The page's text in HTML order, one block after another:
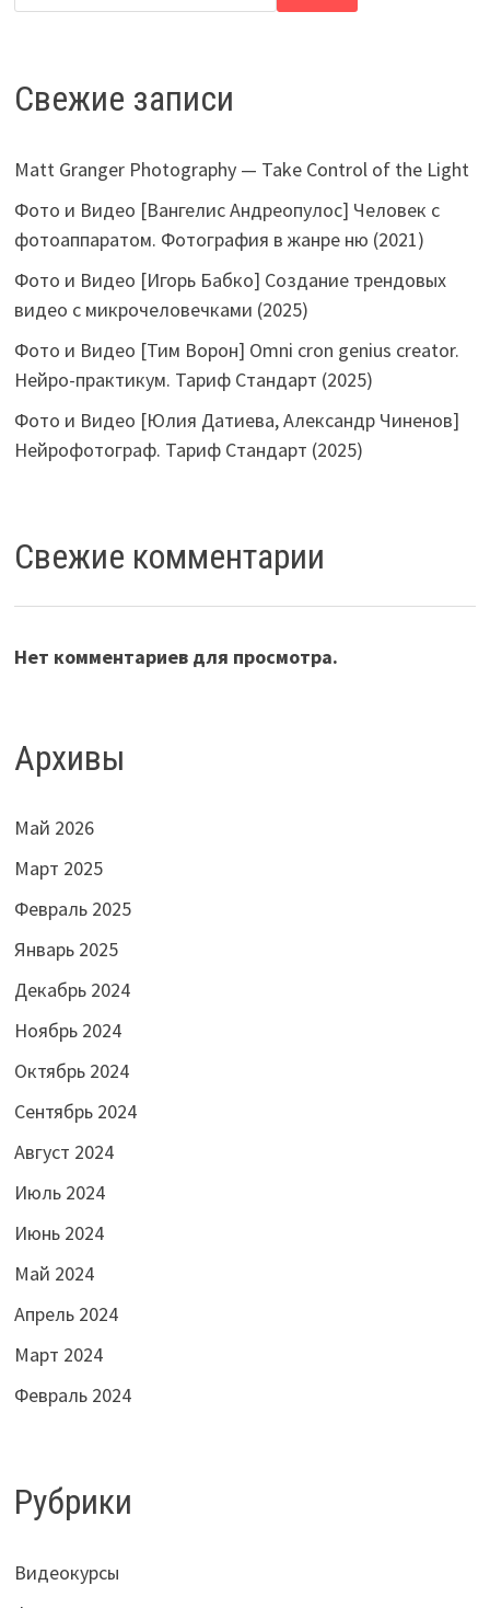
Свежие записи
Matt Granger Photography — Take Control of the Light
Фото и Видео [Вангелис Андреопулос] Человек с
фотоаппаратом. Фотография в жанре ню (2021)
Фото и Видео [Игорь Бабко] Создание трендовых
видео с микрочеловечками (2025)
Фото и Видео [Тим Ворон] Omni cron genius creator.
Нейро-практикум. Тариф Стандарт (2025)
Фото и Видео [Юлия Датиева, Александр Чиненов]
Нейрофотограф. Тариф Стандарт (2025)
Свежие комментарии
Нет комментариев для просмотра.
Архивы
Май 2026
Март 2025
Февраль 2025
Январь 2025
Декабрь 2024
Ноябрь 2024
Октябрь 2024
Сентябрь 2024
Август 2024
Июль 2024
Июнь 2024
Май 2024
Апрель 2024
Март 2024
Февраль 2024
Рубрики
Видеокурсы